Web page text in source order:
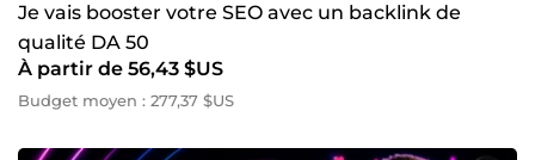
Je vais booster votre SEO avec un backlink de
qualité DA 50
À partir de 56,43 $US
Budget moyen : 277,37 $US